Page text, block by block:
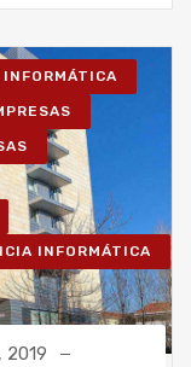
INFORMÁTICA
2019